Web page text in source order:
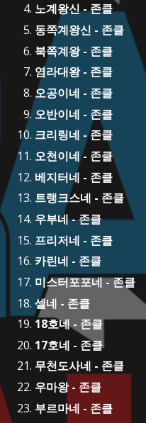
노계왕신 - 존클
동쪽계왕신 - 존클
북쪽계왕 - 존클
염라대왕 - 존클
오공이네 - 존클
오반이네 - 존클
크리링네 - 존클
오천이네 - 존클
베지터네 - 존클
트랭크스네 - 존클
우부네 - 존클
프리저네 - 존클
카린네 - 존클
미스터포포네 - 존클
셀네 - 존클
18호네 - 존클
17호네 - 존클
무천도사네 - 존클
우마왕 - 존클
부르마네 - 존클